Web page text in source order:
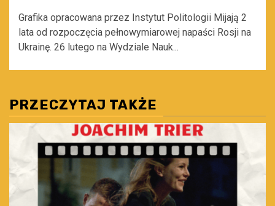
Grafika opracowana przez Instytut Politologii Mijają 2
lata od rozpoczęcia pełnowymiarowej napaści Rosji na
Ukrainę. 26 lutego na Wydziale Nauk...
PRZECZYTAJ TAKŻE